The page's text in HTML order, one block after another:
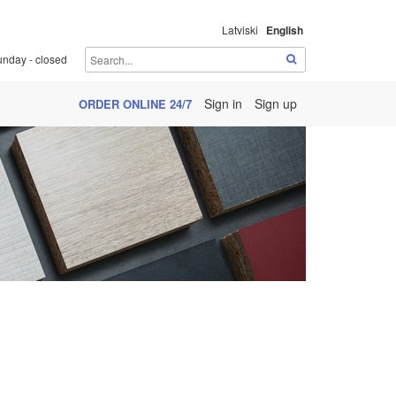
Latviski English
- closed
ORDER ONLINE 24/7 Sign in Sign up